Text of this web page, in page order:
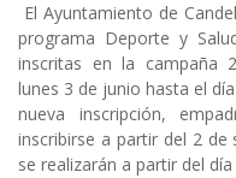
El Ayuntamiento de
programa Deporte y
inscritas en la campaña
lunes 3 de junio hasta el
nueva inscripción,
inscribirse a partir del 2 de
se realizarán a partir del